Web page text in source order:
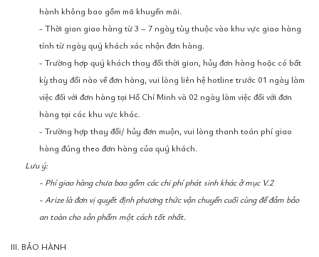
hành không bao gồm mã khuyến mãi.
- Thời gian giao hàng từ 3 – 7 ngày tùy thuộc vào khu vực giao hàng
tính từ ngày quý khách xác nhận đơn hàng.
- Trường hợp quý khách thay đổi thời gian, hủy đơn hàng hoặc có bất
kỳ thay đổi nào về đơn hàng, vui lòng liên hệ hotline trước 01 ngày làm
việc đối với đơn hàng tại Hồ Chí Minh và 02 ngày làm việc đối với đơn
hàng tại các khu vực khác.
- Trường hợp thay đổi/ hủy đơn muộn, vui lòng thanh toán phí giao
hàng đúng theo đơn hàng của quý khách.
Lưu ý:
- Phí giao hàng chưa bao gồm các chi phí phát sinh khác ở mục V.2
- Arize là đơn vị quyết định phương thức vận chuyển cuối cùng để đảm bảo
an toàn cho sản phẩm một cách tốt nhất.
III. BẢO HÀNH